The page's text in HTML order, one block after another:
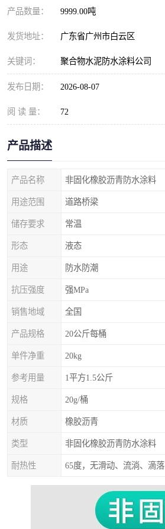
产品数量： 9999.00吨
发货地址： 广东省广州市白云区
关键词： 聚合物水泥防水涂料公司
发布日期： 2026-08-07
阅 读 量： 72
产品描述
产品名称 非固化橡胶沥青防水涂料
用途范围 道路桥梁
储存要求 常温
形态 液态
用途 防水防潮
抗压强度 强MPa
销售地域 全国
产品规格 20公斤每桶
单件净重 20kg
参考用量 1平方1.5公斤
规格 20g/桶
材质 橡胶沥青
类型 非固化橡胶沥青防水涂料
耐热性 65度，无滑动、流淌、滴落